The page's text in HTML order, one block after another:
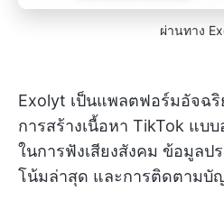
ผ่านทาง
Exolyt เป็นแพลตฟอร์มอัจฉ
การสร้างเนื้อหา TikTok แบ
ในการฟังเสียงสังคม ข้อมูลป
โน้มล่าสุด และการติดตามบั